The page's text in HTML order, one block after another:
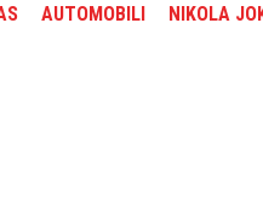
AUTOMOBILI NIKOLA